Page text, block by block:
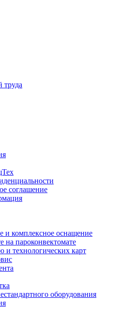
труда
соглашение
и комплексное оснащение
на пароконвектомате
и технологических карт
оборудования